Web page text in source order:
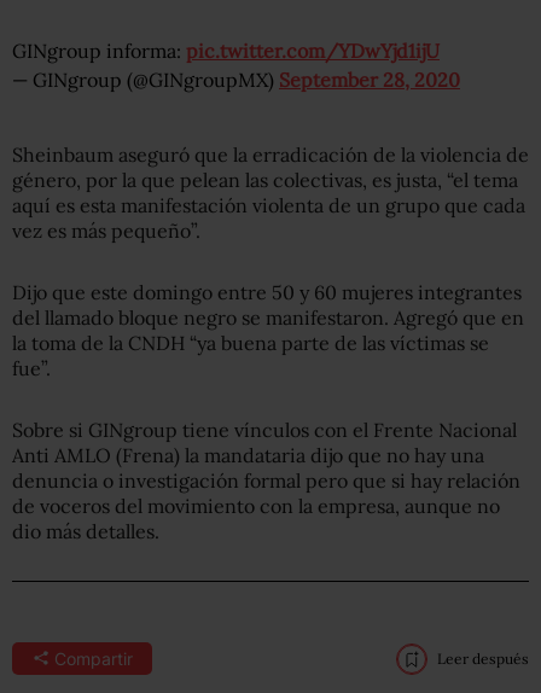
GINgroup informa: pic.twitter.com/YDwYjd1ijU
— GINgroup (@GINgroupMX) September 28, 2020
Sheinbaum aseguró que la erradicación de la violencia de
género, por la que pelean las colectivas, es justa, “el tema
aquí es esta manifestación violenta de un grupo que cada
vez es más pequeño”.
Dijo que este domingo entre 50 y 60 mujeres integrantes
del llamado bloque negro se manifestaron. Agregó que en
la toma de la CNDH “ya buena parte de las víctimas se
fue”.
Sobre si GINgroup tiene vínculos con el Frente Nacional
Anti AMLO (Frena) la mandataria dijo que no hay una
denuncia o investigación formal pero que si hay relación
de voceros del movimiento con la empresa, aunque no
dio más detalles.
Compartir Leer después